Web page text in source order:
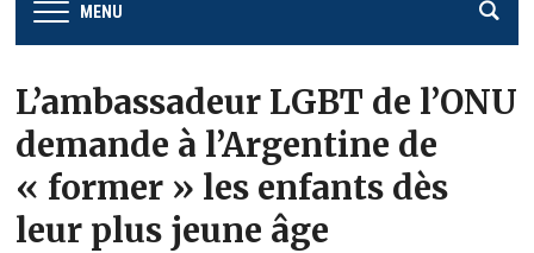
MENU
L’ambassadeur LGBT de l’ONU
demande à l’Argentine de
« former » les enfants dès
leur plus jeune âge